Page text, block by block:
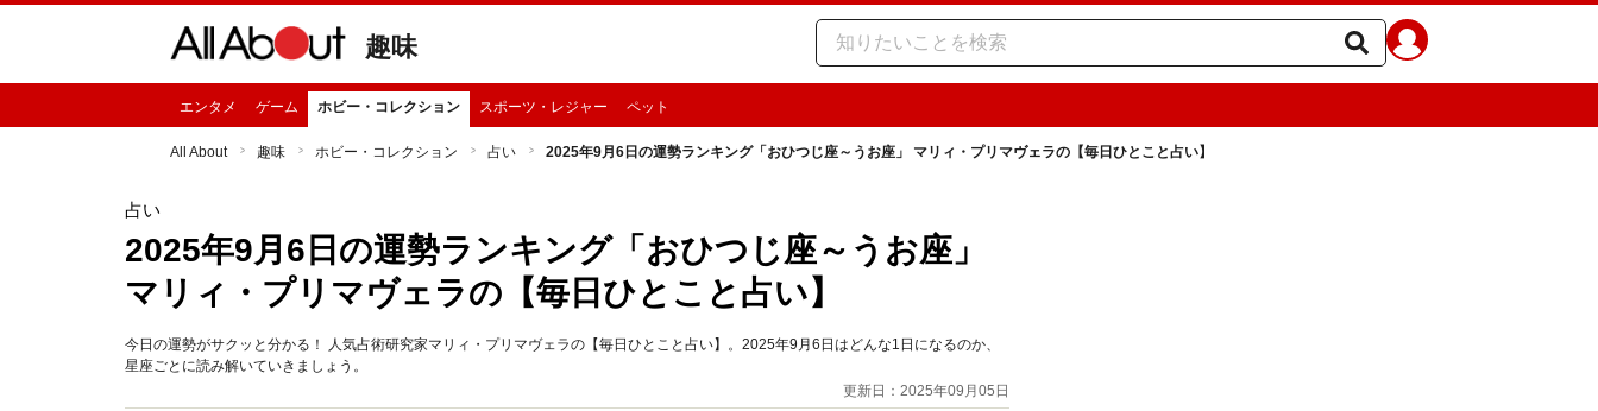
趣味
エンタメ ゲーム ホビー・コレクション スポーツ・レジャー ペット
All About 趣味 ホビー・コレクション 占い 2025年9月6日の運勢ランキング「おひつじ座～うお座」 マリィ・プリマヴェラの【毎日ひとこと占い】
占い
2025年9月6日の運勢ランキング「おひつじ座～うお座」
マリィ・プリマヴェラの【毎日ひとこと占い】
今日の運勢がサクッと分かる！ 人気占術研究家マリィ・プリマヴェラの【毎日ひとこと占い】。2025年9月6日はどんな1日になるのか、
星座ごとに読み解いていきましょう。
更新日：2025年09月05日